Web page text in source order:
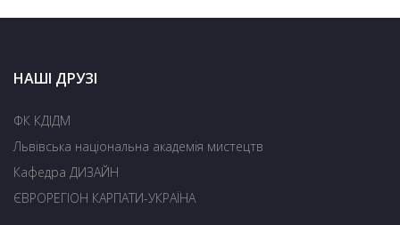
НАШІ ДРУЗІ
ФК КДІДМ
Львівська національна академія мистецтв
Кафедра ДИЗАЙН
ЄВРОРЕГІОН КАРПАТИ-УКРАЇНА